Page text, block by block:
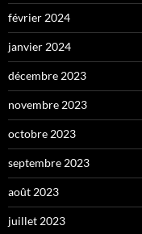
février 2024
janvier 2024
décembre 2023
novembre 2023
octobre 2023
septembre 2023
août 2023
juillet 2023